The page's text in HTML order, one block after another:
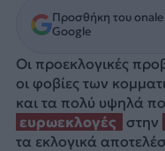
Προσθήκη του
Google
Οι προεκλογικές
οι φοβίες των
και τα πολύ υψηλά
ευρωεκλογές
στην
τα εκλογικά